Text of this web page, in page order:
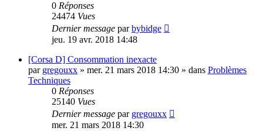
0 Réponses
24474 Vues
Dernier message parbybidge
jeu. 19 avr. 2018 14:48
[Corsa D] Consommation inexacte
par gregouxx » mer. 21 mars 2018 14:30 » dans Problèmes
Techniques
0 Réponses
25140 Vues
Dernier message par gregouxx
mer. 21 mars 2018 14:30